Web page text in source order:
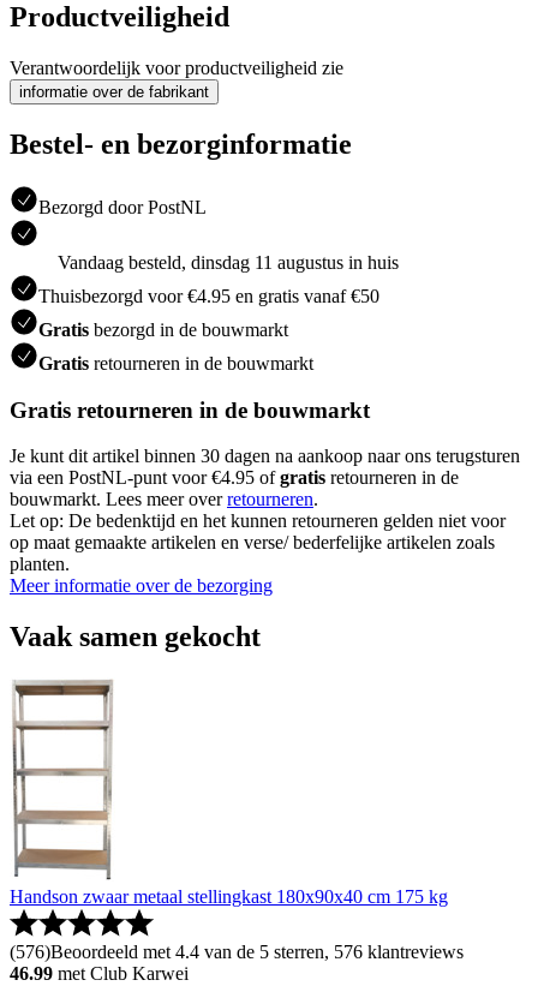
Productveiligheid
Verantwoordelijk voor productveiligheid zie
informatie over de fabrikant
Bestel- en bezorginformatie
Bezorgd door PostNL
Vandaag besteld, dinsdag 11 augustus in huis
Thuisbezorgd voor €4.95 en gratis vanaf €50
Gratis bezorgd in de bouwmarkt
Gratis retourneren in de bouwmarkt
Gratis retourneren in de bouwmarkt
Je kunt dit artikel binnen 30 dagen na aankoop naar ons terugsturen
via een PostNL-punt voor €4.95 ofgratis retourneren in de
bouwmarkt. Lees meer overretourneren.
Let op: De bedenktijd en het kunnen retourneren gelden niet voor
op maat gemaakte artikelen en verse/ bederfelijke artikelen zoals
planten.
Meer informatie over de bezorging
Vaak samen gekocht
Handson zwaar metaal stellingkast 180x90x40 cm 175 kg
(576)Beoordeeld met 4.4 van de 5 sterren, 576 klantreviews
46.99 met Club Karwei